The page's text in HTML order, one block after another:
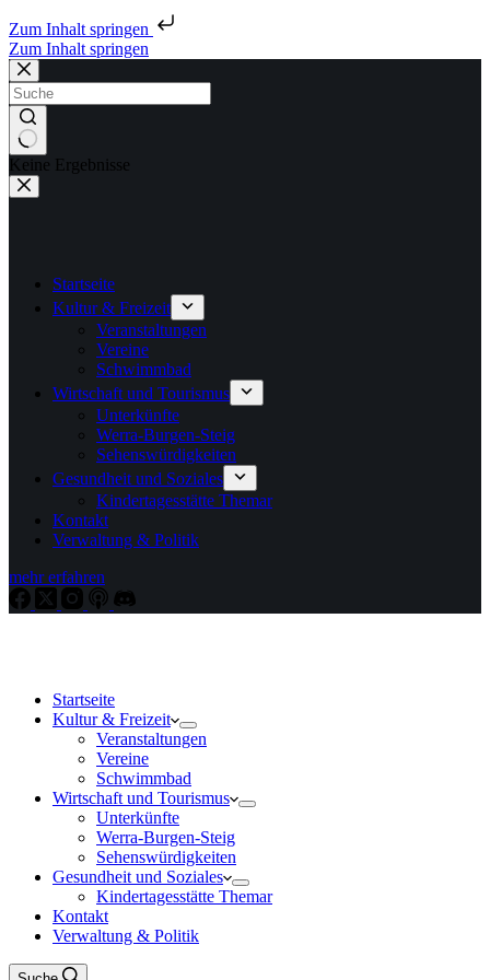
Zum Inhalt springen
Zum Inhalt springen
Keine Ergebnisse
Startseite
Kultur & Freizeit
Veranstaltungen
Vereine
Schwimmbad
Wirtschaft und Tourismus
Unterkünfte
Werra-Burgen-Steig
Sehenswürdigkeiten
Gesundheit und Soziales
Kindertagesstätte Themar
Kontakt
Verwaltung & Politik
mehr erfahren
Startseite
Kultur & Freizeit
Veranstaltungen
Vereine
Schwimmbad
Wirtschaft und Tourismus
Unterkünfte
Werra-Burgen-Steig
Sehenswürdigkeiten
Gesundheit und Soziales
Kindertagesstätte Themar
Kontakt
Verwaltung & Politik